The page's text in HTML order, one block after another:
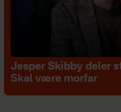
Jesper Skibby deler
Skal være morfar